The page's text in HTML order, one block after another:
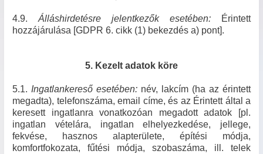
4.9. Álláshirdetésre jelentkezők esetében: Érintett
hozzájárulása [GDPR 6. cikk (1) bekezdés a) pont].
5. Kezelt adatok köre
5.1. Ingatlankereső esetében: név, lakcím (ha az érintett
megadta), telefonszáma, email címe, és az Érintett által a
keresett ingatlanra vonatkozóan megadott adatok [pl.
ingatlan vételára, ingatlan elhelyezkedése, jellege,
fekvése, hasznos alapterülete, építési módja,
komfortfokozata, fűtési módja, szobaszáma, ill. telek